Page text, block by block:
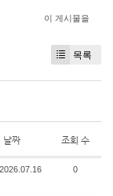
이 게시물을
목록
날짜 조회 수
2026.07.16 0